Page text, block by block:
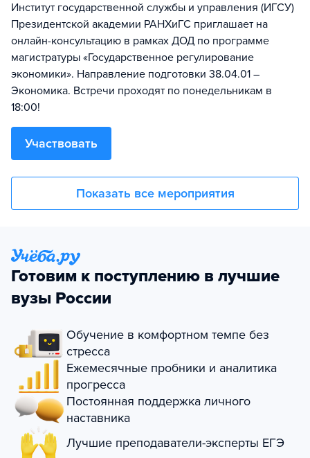
Институт государственной службы и управления (ИГСУ)
Президентской академии РАНХиГС приглашает на
онлайн-консультацию в рамках ДОД по программе
магистратуры «Государственное регулирование
экономики». Направление подготовки 38.04.01 –
Экономика. Встречи проходят по понедельникам в
18:00!
Участвовать
Показать все мероприятия
Готовим к поступлению в лучшие
вузы России
Обучение в комфортном темпе без
стресса
Ежемесячные пробники и аналитика
прогресса
Постоянная поддержка личного
наставника
Лучшие преподаватели-эксперты ЕГЭ